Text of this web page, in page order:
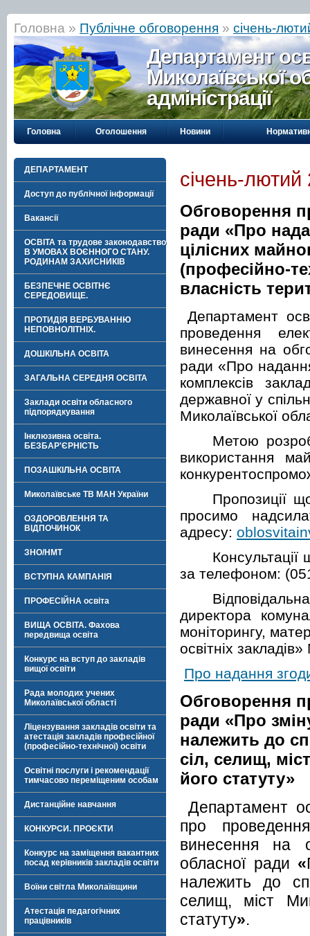
Головна » Публічне обговорення » січень-
Департамент
Миколаївської
адміністрації
Головна Оголошення Новини
ДЕПАРТАМЕНТ
Доступ до публічної інформації
Вакансії
ОСВІТА та трудове законодавство
В УМОВАХ ВОЄННОГО СТАНУ.
РОДИНАМ ЗАХИСНИКІВ
БЕЗПЕЧНЕ ОСВІТНЄ
СЕРЕДОВИЩЕ.
ПРОТИДІЯ ВЕРБУВАННЮ
НЕПОВНОЛІТНІХ.
ДОШКІЛЬНА ОСВІТА
ЗАГАЛЬНА СЕРЕДНЯ ОСВІТА
Заклади освіти обласного
підпорядкування
Інклюзивна освіта.
БЕЗБАР'ЄРНІСТЬ
ПОЗАШКІЛЬНА ОСВІТА
Миколаївське ТВ МАН України
ОЗДОРОВЛЕННЯ ТА
ВІДПОЧИНОК
ЗНО/НМТ
ВСТУПНА КАМПАНІЯ
ПРОФЕСІЙНА освіта
ВИЩА ОСВІТА. Фахова
передвища освіта
Конкурс на вступ до закладів
вищої освіти
Рада молодих учених
Миколаївської області
Ліцензування закладів освіти та
атестація закладів професійної
(професійно-технічної) освіти
Освітні послуги і рекомендації
тимчасово переміщеним особам
Дистанційне навчання
КОНКУРСИ. ПРОЄКТИ
Конкурс на заміщення вакантних
посад керівників закладів освіти
Воїни світла Миколаївщини
Атестація педагогічних
працівників
січень-лютий
Обговорення
ради «Про
цілісних
(професійно-
власність
Департамент
проведення
винесення на
ради «Про
комплексів
державної у
Миколаївської
Метою
використання
Пропозиції
просимо
адресу:
за телефоном:
директора
моніторингу,
освітніх
Про надання
Обговорення
ради «Про
належить до
сіл, селищ,
його статуту»
Департамент
про
винесення на
обласної ради «
належить до
селищ, міст
статуту».